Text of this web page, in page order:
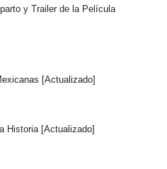
y Trailer de la Película
[Actualizado]
Historia [Actualizado]